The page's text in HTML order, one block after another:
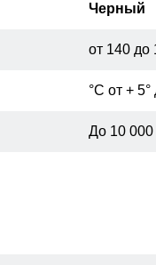
Черный
от 140 до
°С от + 5°
До 10